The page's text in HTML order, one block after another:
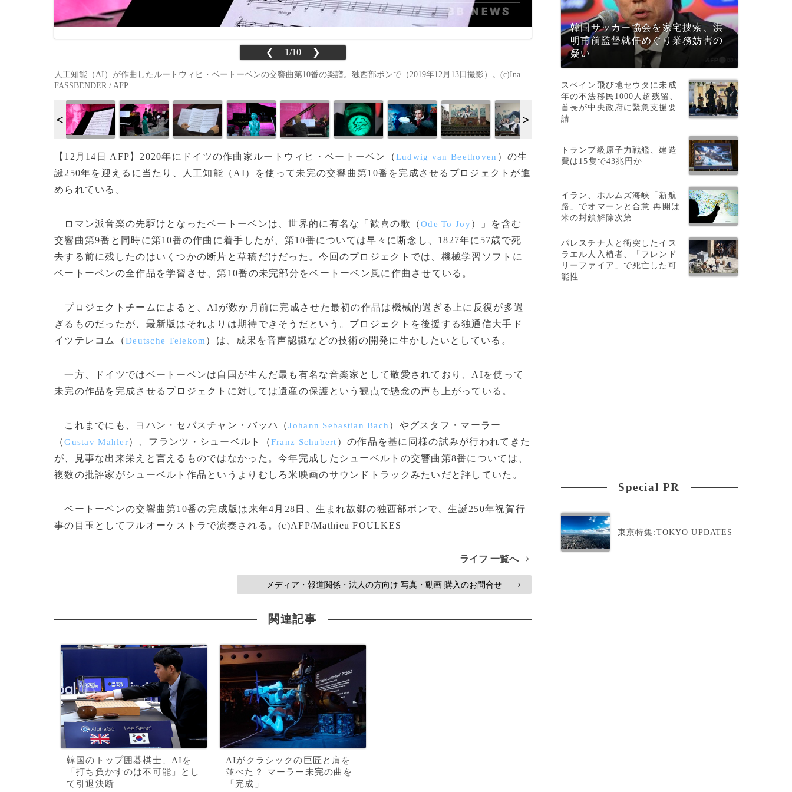
❮ 1/10 ❯
人工知能（AI）が作曲したルートウィヒ・ベートーベンの交響曲第10番の楽譜。独西部ボンで（2019年12月13日撮影）。(c)Ina
FASSBENDER / AFP
【12月14日 AFP】2020年にドイツの作曲家ルートウィヒ・ベートーベン（Ludwig van Beethoven ）の生
誕250年を迎えるに当たり、人工知能（AI）を使って未完の交響曲第10番を完成させるプロジェクトが進
められている。
ロマン派音楽の先駆けとなったベートーベンは、世界的に有名な「歓喜の歌（Ode To Joy）」を含む
交響曲第9番と同時に第10番の作曲に着手したが、第10番については早々に断念し、1827年に57歳で死
去する前に残したのはいくつかの断片と草稿だけだった。今回のプロジェクトでは、機械学習ソフトに
ベートーベンの全作品を学習させ、第10番の未完部分をベートーベン風に作曲させている。
プロジェクトチームによると、AIが数か月前に完成させた最初の作品は機械的過ぎる上に反復が多過
ぎるものだったが、最新版はそれよりは期待できそうだという。プロジェクトを後援する独通信大手ド
イツテレコム（Deutsche Telekom ）は、成果を音声認識などの技術の開発に生かしたいとしている。
一方、ドイツではベートーベンは自国が生んだ最も有名な音楽家として敬愛されており、AIを使って
未完の作品を完成させるプロジェクトに対しては遺産の保護という観点で懸念の声も上がっている。
これまでにも、ヨハン・セバスチャン・バッハ（Johann Sebastian Bach ）やグスタフ・マーラー
（Gustav Mahler）、フランツ・シューベルト（Franz Schubert ）の作品を基に同様の試みが行われてきた
が、見事な出来栄えと言えるものではなかった。今年完成したシューベルトの交響曲第8番については、
複数の批評家がシューベルト作品というよりむしろ米映画のサウンドトラックみたいだと評していた。
ベートーベンの交響曲第10番の完成版は来年4月28日、生まれ故郷の独西部ボンで、生誕250年祝賀行
事の目玉としてフルオーケストラで演奏される。(c)AFP/Mathieu FOULKES
ライフ 一覧へ >
メディア・報道関係・法人の方向け 写真・動画 購入のお問合せ >
関連記事
韓国のトップ囲碁棋士、AIを
「打ち負かすのは不可能」とし
て引退決断
AIがクラシックの巨匠と肩を
並べた？ マーラー未完の曲を
「完成」
韓国サッカー協会を家宅捜索、洪
明甫前監督就任めぐり業務妨害の
疑い
スペイン飛び地セウタに未成
年の不法移民1000人超残留、
首長が中央政府に緊急支援要
請
トランプ級原子力戦艦、建造
費は15隻で43兆円か
イラン、ホルムズ海峡「新航
路」でオマーンと合意 再開は
米の封鎖解除次第
パレスチナ人と衝突したイス
ラエル人入植者、「フレンド
リーファイア」で死亡した可
能性
Special PR
東京特集:TOKYO UPDATES